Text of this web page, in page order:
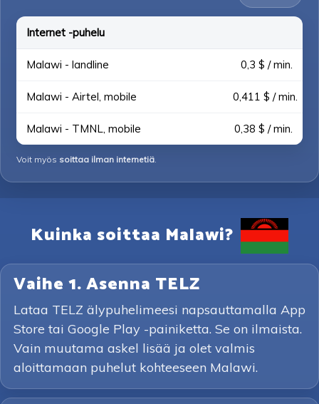
Internet -puhelu
Malawi - landline 0,3 $ / min.
Malawi - Airtel, mobile 0,411 $ / min.
Malawi - TMNL, mobile 0,38 $ / min.
Voit myös soittaa ilman internetiä.
Kuinka soittaa Malawi?
Vaihe 1. Asenna TELZ
Lataa TELZ älypuhelimeesi napsauttamalla App
Store tai Google Play -painiketta. Se on ilmaista.
Vain muutama askel lisää ja olet valmis
aloittamaan puhelut kohteeseen Malawi.